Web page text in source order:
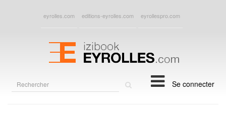
eyrolles.com editions-eyrolles.com eyrollespro.com
Se connecter